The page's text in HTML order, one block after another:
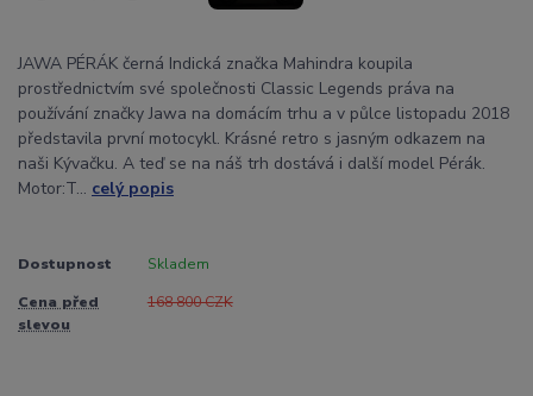
JAWA PÉRÁK černá Indická značka Mahindra koupila
prostřednictvím své společnosti Classic Legends práva na
používání značky Jawa na domácím trhu a v půlce listopadu 2018
představila první motocykl. Krásné retro s jasným odkazem na
naši Kývačku. A teď se na náš trh dostává i další model Pérák.
Motor:T... celý popis
Dostupnost Skladem
Cena před
slevou
168 800 CZK